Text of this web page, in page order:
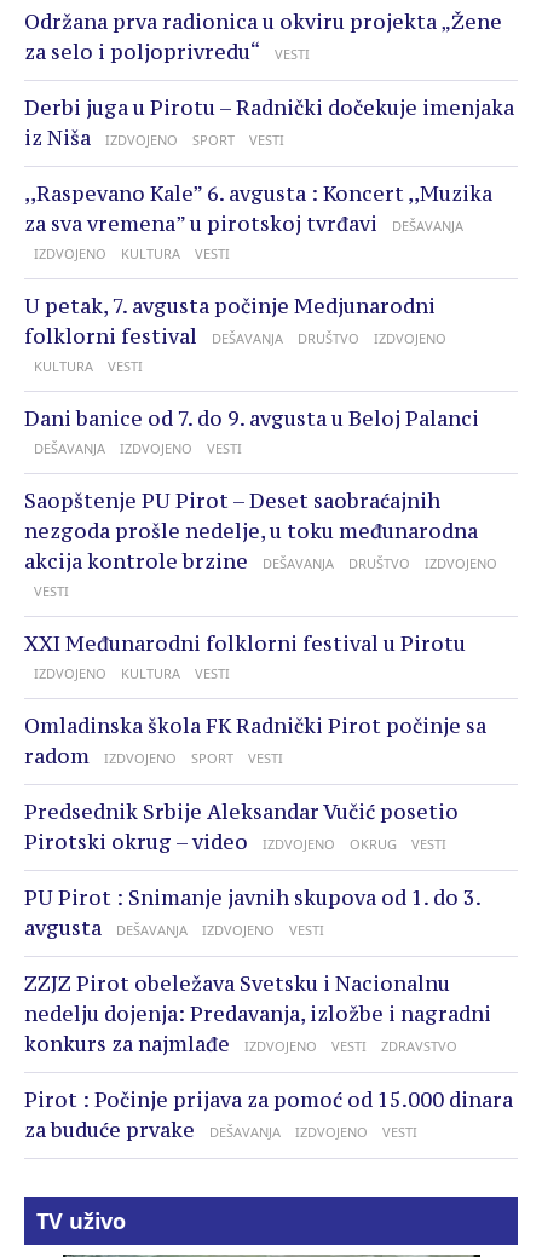
Održana prva radionica u okviru projekta „Žene
za selo i poljoprivredu“
VESTI
Derbi juga u Pirotu – Radnički dočekuje imenjaka
iz Niša
IZDVOJENO SPORT VESTI
,,Raspevano Kale” 6. avgusta : Koncert ,,Muzika
za sva vremena” u pirotskoj tvrđavi
DEŠAVANJA
IZDVOJENO
KULTURA VESTI
U petak, 7. avgusta počinje Medjunarodni
folklorni festival
DEŠAVANJA DRUŠTVO
IZDVOJENO
KULTURA
VESTI
Dani banice od 7. do 9. avgusta u Beloj Palanci
DEŠAVANJA IZDVOJENO VESTI
Saopštenje PU Pirot – Deset saobraćajnih
nezgoda prošle nedelje, u toku međunarodna
akcija kontrole brzine
DEŠAVANJA DRUŠTVO
IZDVOJENO
VESTI
XXI Međunarodni folklorni festival u Pirotu
IZDVOJENO KULTURA VESTI
Omladinska škola FK Radnički Pirot počinje sa
radom
IZDVOJENO SPORT VESTI
Predsednik Srbije Aleksandar Vučić posetio
Pirotski okrug – video
IZDVOJENO OKRUG VESTI
PU Pirot : Snimanje javnih skupova od 1. do 3.
avgusta
DEŠAVANJA IZDVOJENO VESTI
ZZJZ Pirot obeležava Svetsku i Nacionalnu
nedelju dojenja: Predavanja, izložbe i nagradni
konkurs za najmlađe
IZDVOJENO VESTI ZDRAVSTVO
Pirot : Počinje prijava za pomoć od 15.000 dinara
za buduće prvake
DEŠAVANJA IZDVOJENO VESTI
TV uživo